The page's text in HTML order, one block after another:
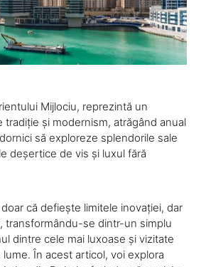
Mijlociu, reprezintă un
tradiție și modernism, atrăgând anual
să exploreze splendorile sale
deșertice de vis și luxul fără
că defiește limitele inovației, dar
transformându-se dintr-un simplu
dintre cele mai luxoase și vizitate
În acest articol, voi explora